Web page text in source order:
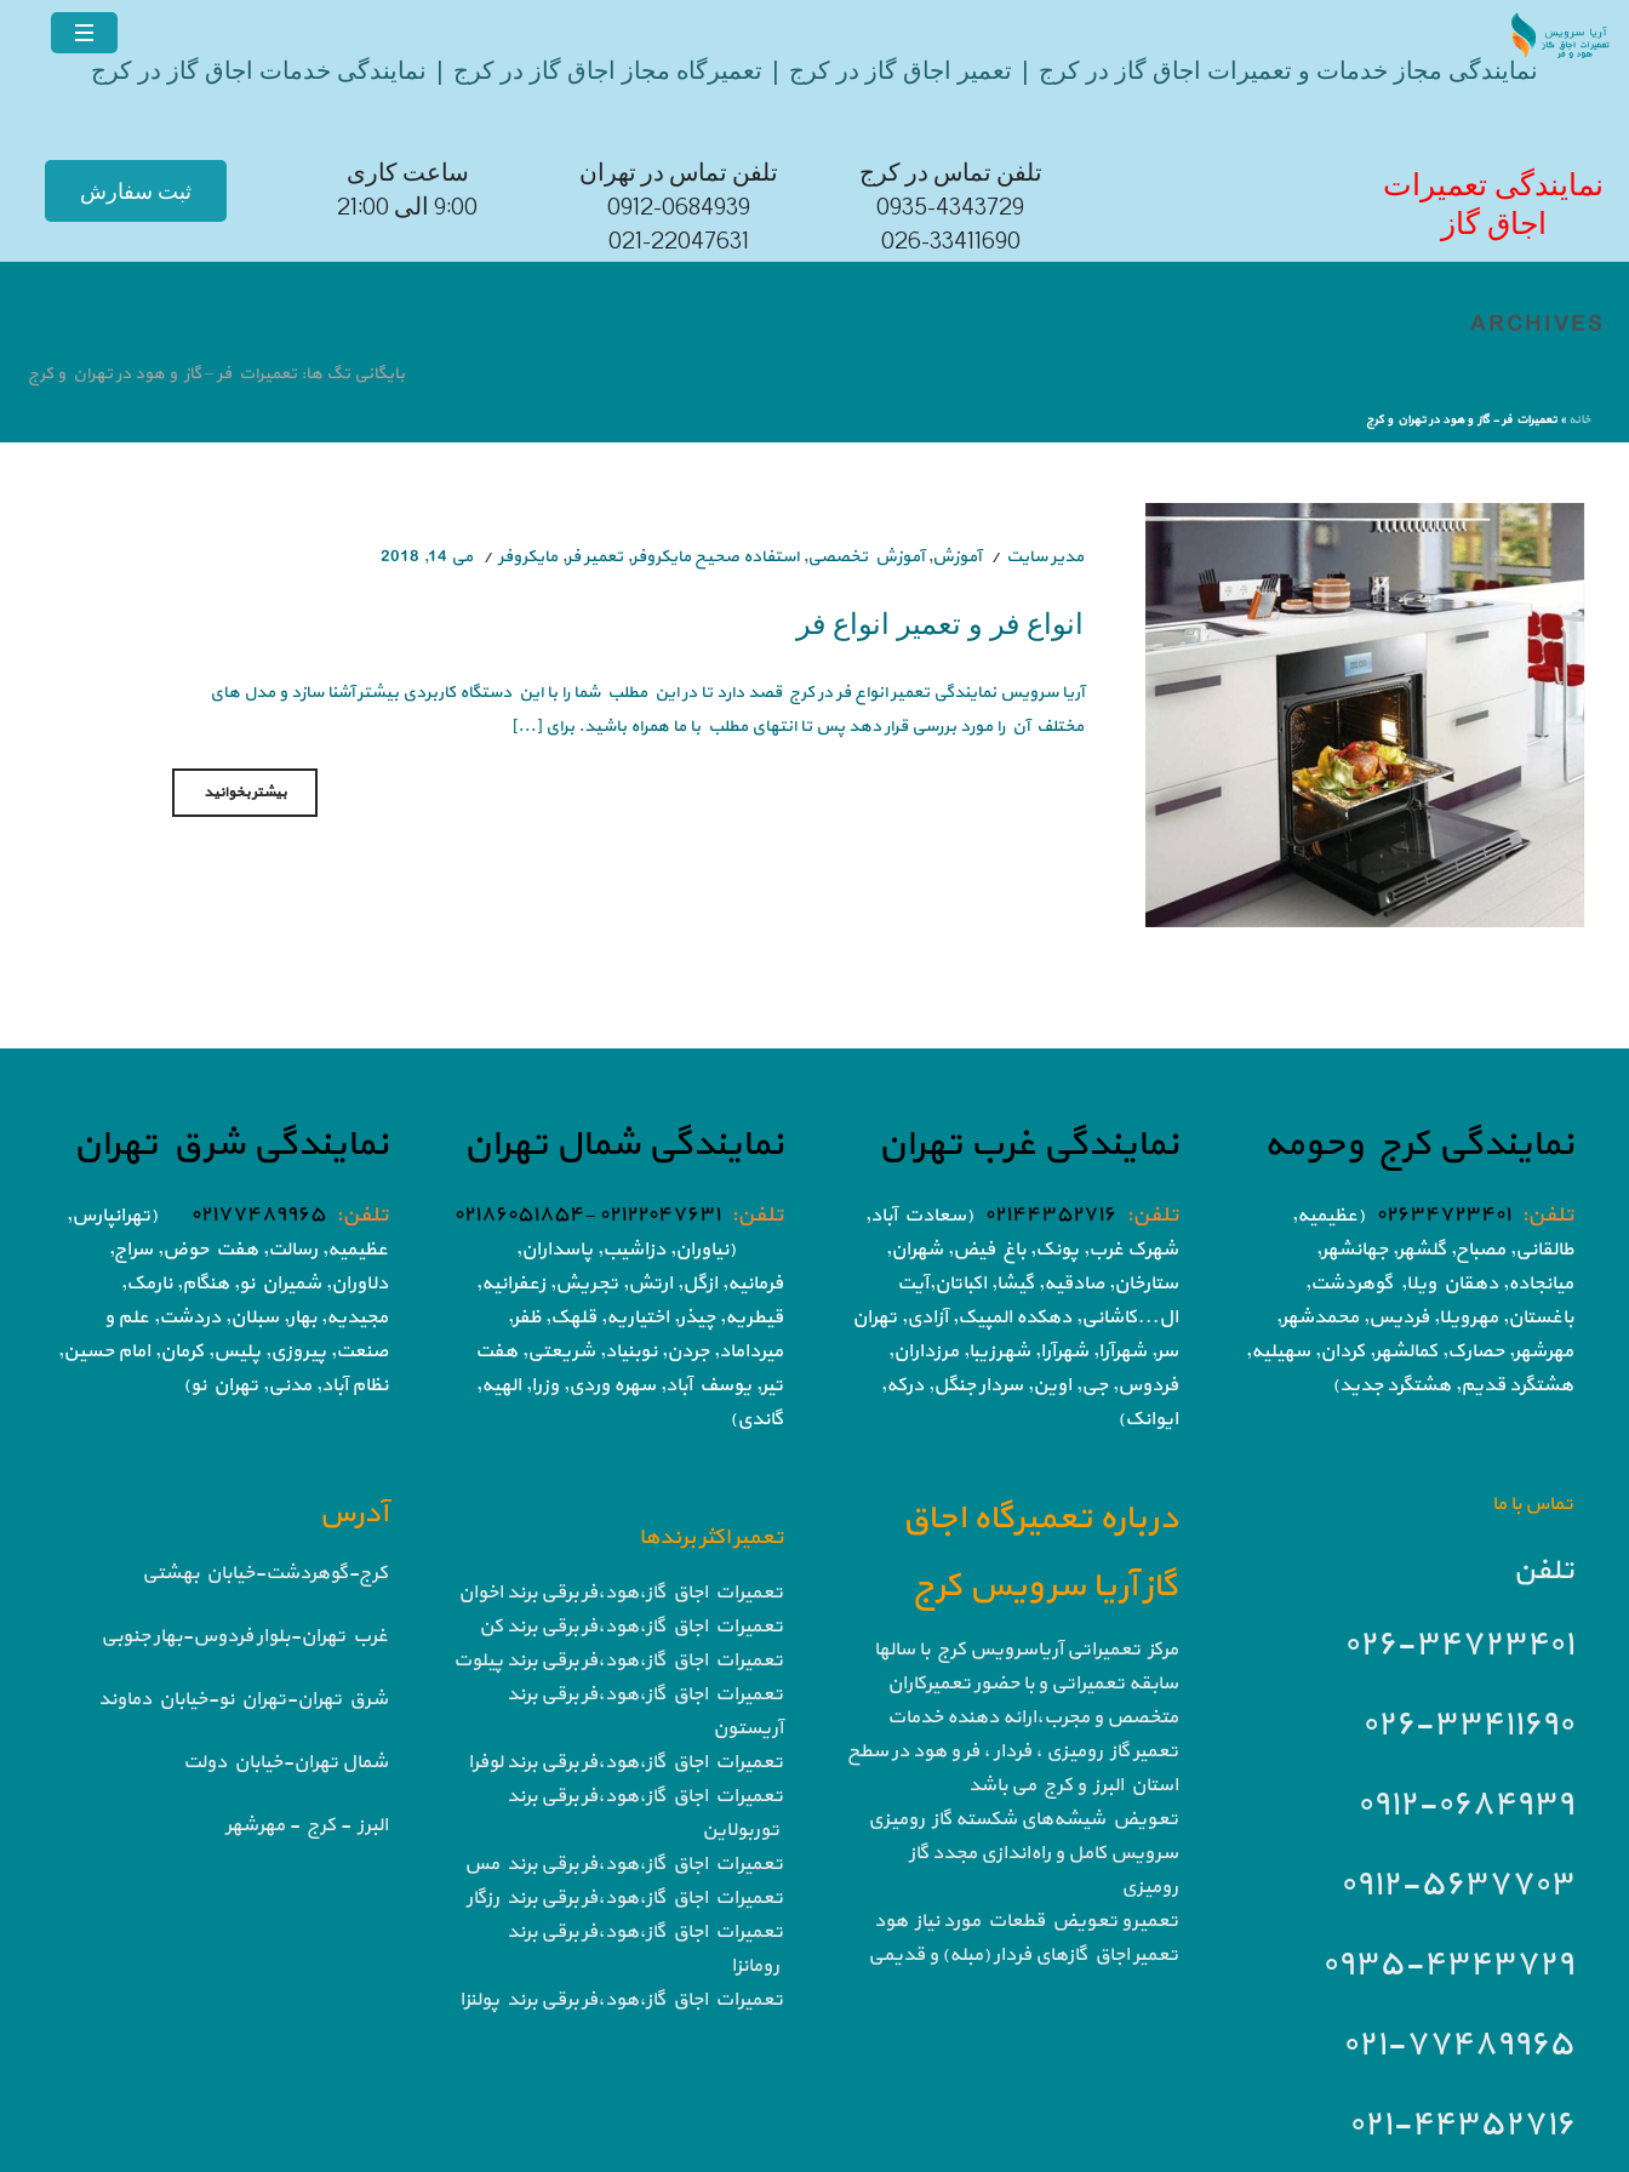
نمایندگی مجاز خدمات و تعمیرات اجاق گاز در کرج | تعمیر اجاق گاز در کرج | تعمیرگاه مجاز اجاق گاز در کرج | نمایندگی خدمات اجاق گاز در کرج
ثبت سفارش
ساعت کاری
9:00 الی 21:00
تلفن تماس در تهران
0912-0684939
021-22047631
تلفن تماس در کرج
0935-4343729
026-33411690
نمایندگی تعمیرات
اجاق گاز
ARCHIVES
بایگانی تگ ها: تعمیرات فر – گاز و هود در تهران و کرج
خانه » تعمیرات فر - گاز و هود در تهران و کرج
مدیر سایت آموزش,آموزش تخصصی,استفاده صحیح مایکروفر, تعمیر فر, مایکروفر می 14, 2018
انواع فر و تعمیر انواع فر
آریا سرویس نمایندگی تعمیر انواع فر در کرج قصد دارد تا در این مطلب شما را با این دستگاه کاربردی بیشتر آشنا سازد و مدل های
مختلف آن را مورد بررسی قرار دهد پس تا انتهای مطلب با ما همراه باشید. برای [...]
بیشتر بخوانید
نمایندگی شرق تهران
تلفن: ۰۲۱۷۷۴۸۹۹۶۵
(تهرانپارس,
عظیمیه, رسالت, هفت حوض, سراج,
دلاوران, شمیران نو, هنگام, نارمک,
مجیدیه, بهار, سبلان, دردشت, علم و
صنعت, پیروزی, پلیس, کرمان, امام حسین,
نظام آباد, مدنی, تهران نو)
آدرس
کرج-گوهردشت-خیابان بهشتی
غرب تهران-بلوار فردوس-بهار جنوبی
شرق تهران-تهران نو-خیابان دماوند
شمال تهران-خیابان دولت
البرز - کرج - مهرشهر
نمایندگی شمال تهران
تلفن: ۰۲۱۲۲۰۴۷۶۳۱ -۰۲۱۸۶۰۵۱۸۵۴
(نیاوران, دزاشیب, پاسداران,
فرمانیه, ازگل, ارتش, تجریش, زعفرانیه,
قیطریه, چیذر, اختیاریه, قلهک, ظفر,
میرداماد, جردن, نوبنیاد, شریعتی, هفت
تیر, یوسف آباد, سهره وردی, وزرا, الهیه,
گاندی)
تعمیر اکثر برندها
تعمیرات اجاق گاز،هود،فر برقی برند اخوان
تعمیرات اجاق گاز،هود،فر برقی برند کن
تعمیرات اجاق گاز،هود،فر برقی برند پیلوت
تعمیرات اجاق گاز،هود،فر برقی برند
آریستون
تعمیرات اجاق گاز،هود،فر برقی برند لوفرا
تعمیرات اجاق گاز،هود،فر برقی برند
توربولاین
تعمیرات اجاق گاز،هود،فر برقی برند مس
تعمیرات اجاق گاز،هود،فر برقی برند رزگار
تعمیرات اجاق گاز،هود،فر برقی برند
رومانزا
تعمیرات اجاق گاز،هود،فر برقی برند پولنزا
نمایندگی غرب تهران
تلفن: ۰۲۱۴۴۳۵۲۷۱۶ (سعادت آباد,
شهرک غرب, پونک, باغ فیض, شهران,
ستارخان, صادقیه, گیشا, اکباتان,آیت
ال...کاشانی, دهکده المپیک, آزادی, تهران
سر, شهرآرا, شهرآرا, شهرزیبا, مرزداران,
فردوس, جی, اوین, سردار جنگل, درکه,
ایوانک)
درباره تعمیرگاه اجاق
گاز آریا سرویس کرج
مرکز تعمیراتی آریاسرویس کرج با سالها
سابقه تعمیراتی و با حضور تعمیرکاران
متخصص و مجرب،ارائه دهنده خدمات
تعمیر گاز رومیزی ، فردار ، فر و هود در سطح
استان البرز و کرج می باشد
تعویض شیشه‌های شکسته گاز رومیزی
سرویس کامل و راه‌اندازی مجدد گاز
رومیزی
تعمیرو تعویض قطعات مورد نیاز هود
تعمیر اجاق گاز‌های فردار (مبله) و قدیمی
نمایندگی کرج وحومه
تلفن: ۰۲۶۳۴۷۲۳۴۰۱
(عظیمیه,
طالقانی, مصباح, گلشهر, جهانشهر,
میانجاده, دهقان ویلا, گوهردشت,
باغستان, مهرویلا, فردیس, محمدشهر,
مهرشهر, حصارک, کمالشهر, کردان, سهیلیه,
هشتگرد قدیم, هشتگرد جدید)
تماس با ما
تلفن
۰۲۶-۳۴۷۲۳۴۰۱
۰۲۶-۳۳۴۱۱۶۹۰
۰۹۱۲-۰۶۸۴۹۳۹
۰۹۱۲-۵۶۳۷۷۰۳
۰۹۳۵-۴۳۴۳۷۲۹
۰۲۱-۷۷۴۸۹۹۶۵
۰۲۱-۴۴۳۵۲۷۱۶